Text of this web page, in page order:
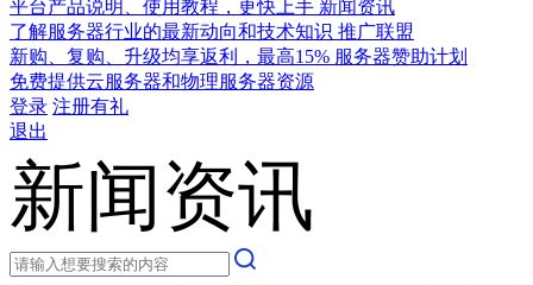
平台产品说明、使用教程，更快上手 新闻资讯
了解服务器行业的最新动向和技术知识 推广联盟
新购、复购、升级均享返利，最高15% 服务器赞助计划
免费提供云服务器和物理服务器资源
登录 注册有礼
退出
新闻资讯